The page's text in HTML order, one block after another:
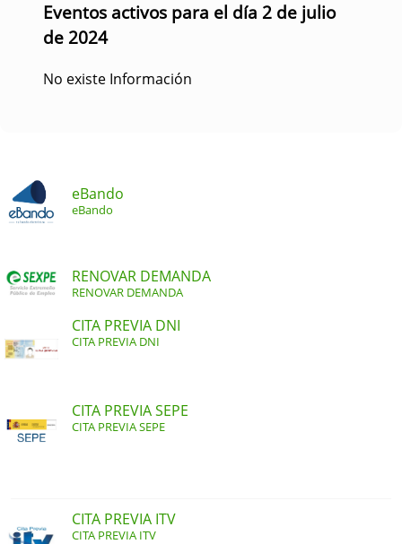
Eventos activos para el día 2 de julio
de 2024
No existe Información
eBando
eBando
RENOVAR DEMANDA
RENOVAR DEMANDA
CITA PREVIA DNI
CITA PREVIA DNI
CITA PREVIA SEPE
CITA PREVIA SEPE
CITA PREVIA ITV
CITA PREVIA ITV